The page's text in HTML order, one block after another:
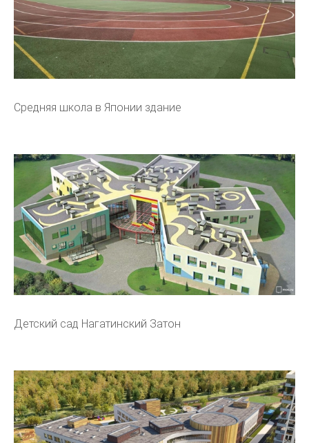
Средняя школа в Японии здание
Детский сад Нагатинский Затон